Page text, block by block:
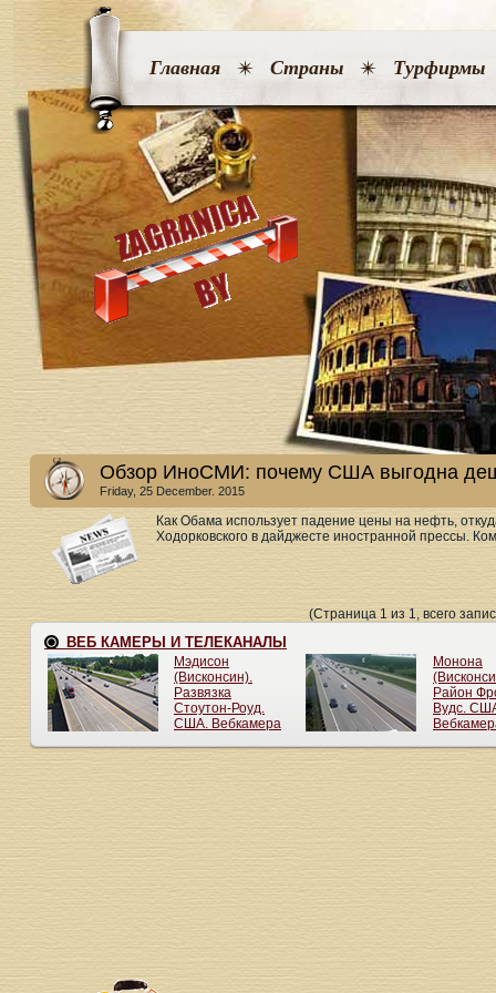
Главная Страны Турфирмы
Обзор ИноСМИ: почему США выгодна
Friday, 25 December. 2015
Как Обама использует падение цены на нефть,
Ходорковского в дайджесте иностранной прессы.
(Страница 1 из 1, всего